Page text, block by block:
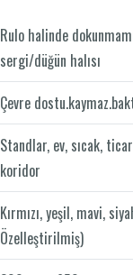
Rulo halinde
sergi/düğün halısı
Çevre
Standlar, ev, sıcak,
koridor
Kırmızı, yeşil, mavi,
Özelleştirilmiş)